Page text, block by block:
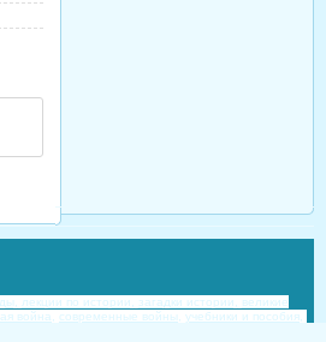
лекции по истории, загадки истории,
великие
война, современные войны, учебники и пособия,